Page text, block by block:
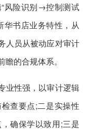
风险识别→控制测试
书店业务特性，从
人员从被动应对审计
的合规体系。
性强，以审计逻辑
查要点;二是实操性
确保学以致用;三是